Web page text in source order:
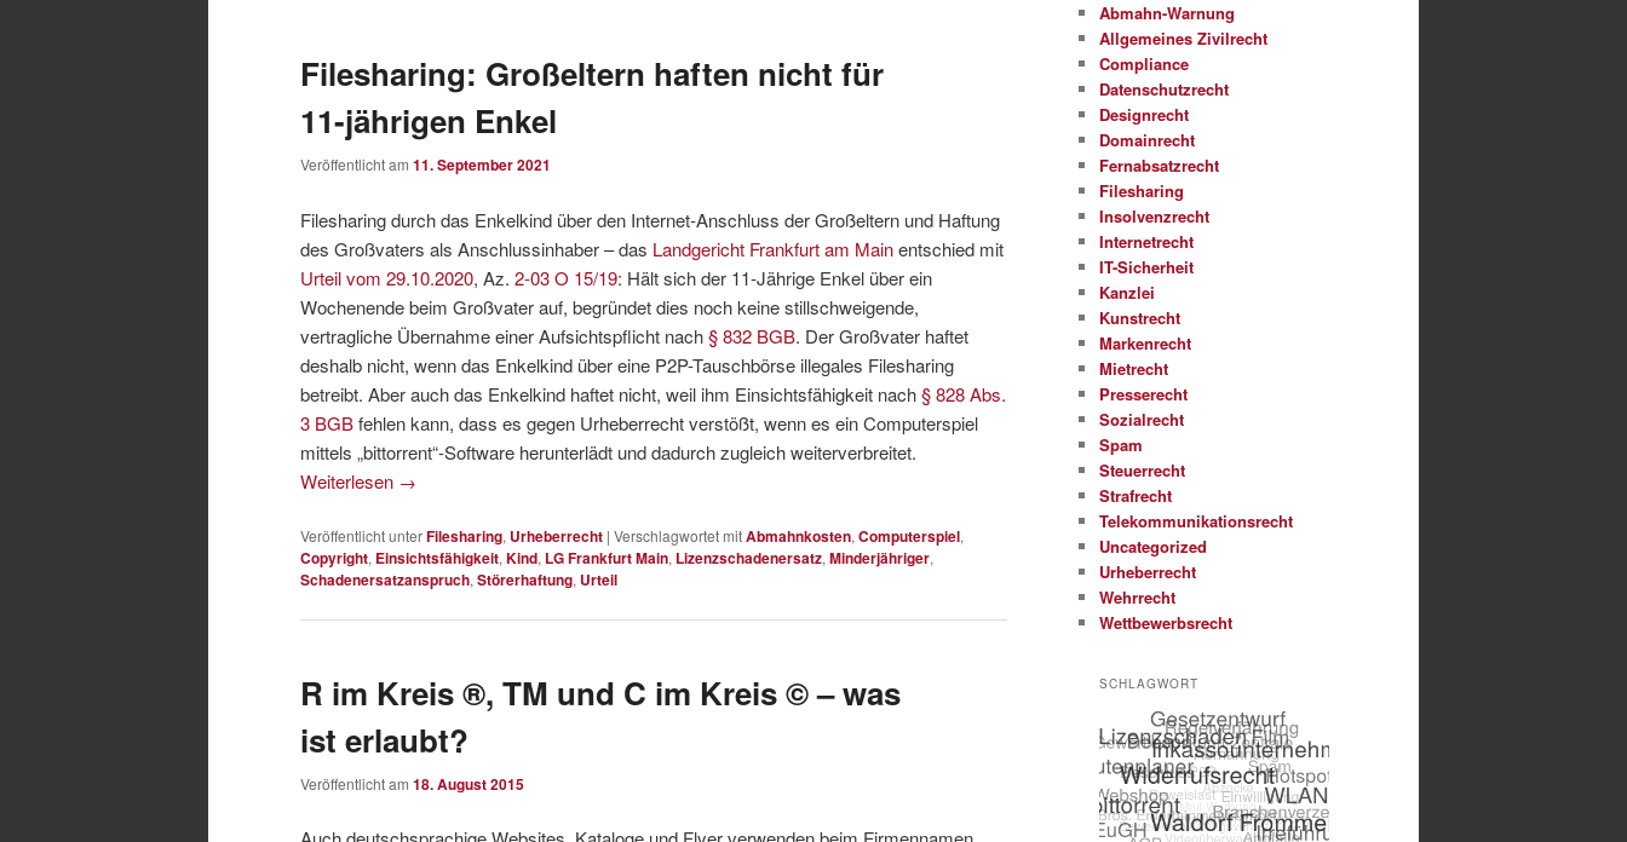
Filesharing: Großeltern haften nicht für
11-jährigen Enkel
Veröffentlicht am 11. September 2021
Filesharing durch das Enkelkind über den Internet-Anschluss der Großeltern und Haftung
des Großvaters als Anschlussinhaber – das Landgericht Frankfurt am Mainentschied mit
Urteil vom 29.10.2020, Az. 2-03 O 15/19: Hält sich der 11-Jährige Enkel über ein
Wochenende beim Großvater auf, begründet dies noch keine stillschweigende,
vertragliche Übernahme einer Aufsichtspflicht nach§ 832 BGB. Der Großvater haftet
deshalb nicht, wenn das Enkelkind über eine P2P-Tauschbörse illegales Filesharing
betreibt. Aber auch das Enkelkind haftet nicht, weil ihm Einsichtsfähigkeit nach§ 828 Abs.
3 BGBfehlen kann, dass es gegen Urheberrecht verstößt, wenn es ein Computerspiel
mittels „bittorrent“-Software herunterlädt und dadurch zugleich weiterverbreitet.
Weiterlesen →
Veröffentlicht unterFilesharing, Urheberrecht | Verschlagwortet mitAbmahnkosten, Computerspiel,
Copyright, Einsichtsfähigkeit, Kind, LG Frankfurt Main, Lizenzschadenersatz, Minderjähriger,
Schadenersatzanspruch, Störerhaftung, Urteil
R im Kreis ®, TM und C im Kreis © – was
ist erlaubt?
Veröffentlicht am 18. August 2015
Abmahn-Warnung
Allgemeines Zivilrecht
Compliance
Datenschutzrecht
Designrecht
Domainrecht
Fernabsatzrecht
Filesharing
Insolvenzrecht
Internetrecht
IT-Sicherheit
Kanzlei
Kunstrecht
Markenrecht
Mietrecht
Presserecht
Sozialrecht
Spam
Steuerrecht
Strafrecht
Telekommunikationsrecht
Uncategorized
Urheberrecht
Wehrrecht
Wettbewerbsrecht
SCHLAGWORT